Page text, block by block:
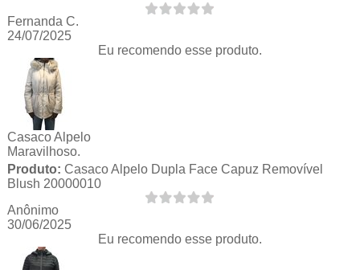
Fernanda C.
24/07/2025
Eu recomendo esse produto.
Casaco Alpelo
Maravilhoso.
Produto: Casaco Alpelo Dupla Face Capuz Removível
Blush 20000010
Anônimo
30/06/2025
Eu recomendo esse produto.